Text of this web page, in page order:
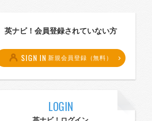
英ナビ！会員登録されていない方
SIGN IN 新規会員登録（無料）
LOGIN